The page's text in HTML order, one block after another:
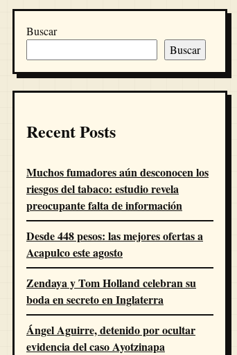
Buscar
Buscar
Recent Posts
Muchos fumadores aún desconocen los
riesgos del tabaco: estudio revela
preocupante falta de información
Desde 448 pesos: las mejores ofertas a
Acapulco este agosto
Zendaya y Tom Holland celebran su
boda en secreto en Inglaterra
Ángel Aguirre, detenido por ocultar
evidencia del caso Ayotzinapa